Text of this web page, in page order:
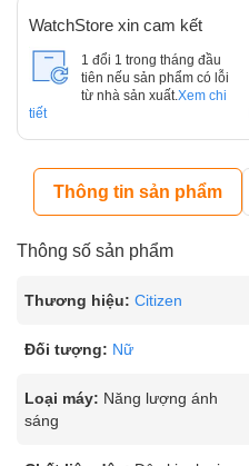
WatchStore xin cam kết
1 đổi 1 trong tháng đầu
tiên nếu sản phẩm có lỗi
từ nhà sản xuất. Xem chi
tiết
Thông tin sản phẩm
Thông số sản phẩm
Thương hiệu: Citizen
Đối tượng: Nữ
Loại máy: Năng lượng ánh
sáng